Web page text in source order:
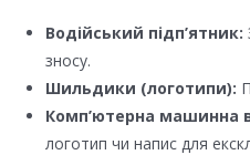
Водійський підп’ятник:
зносу.
Шильдики (логотипи):
Комп’ютерна машинна
логотип чи напис для